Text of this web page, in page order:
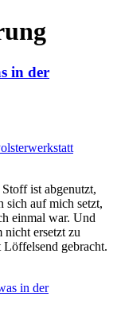
in der
ist abgenutzt,
sich auf mich setzt,
einmal war. Und
nicht ersetzt zu
gebracht.
in der